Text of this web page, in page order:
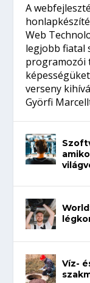
A
Web
legjobb fiatal
programozói
verseny
Györfi
Víz-